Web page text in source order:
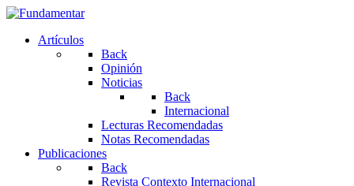
Artículos
Back
Opinión
Noticias
Back
Internacional
Lecturas Recomendadas
Notas Recomendadas
Publicaciones
Back
Revista Contexto Internacional